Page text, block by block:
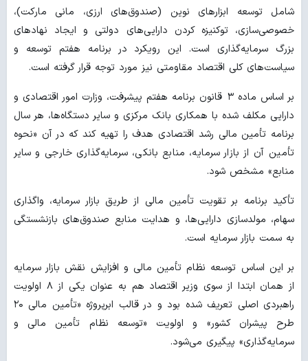
شامل توسعه ابزارهای نوین (صندوق‌های ارزی، مانی مارکت)،
خصوصی‌سازی، توکنیزه کردن دارایی‌های دولتی و ایجاد نهادهای
بزرگ سرمایه‌گذاری است. این رویکرد در برنامه هفتم توسعه و
سیاست‌های کلی اقتصاد مقاومتی نیز مورد توجه قرار گرفته است.
بر اساس ماده ۳ قانون برنامه هفتم پیشرفت، وزارت امور اقتصادی و
دارایی مکلف شده با همکاری بانک مرکزی و سایر دستگاه‌ها، هر سال
برنامه تأمین مالی رشد اقتصادی هدف را تهیه کند که در آن «نحوه
تأمین آن از بازار سرمایه، منابع بانکی، سرمایه‌گذاری خارجی و سایر
منابع» مشخص شود.
تأکید برنامه بر تقویت تأمین مالی از طریق بازار سرمایه، واگذاری
سهام، مولدسازی دارایی‌ها، و هدایت منابع صندوق‌های بازنشستگی
به سمت بازار سرمایه است.
بر این اساس توسعه نظام تأمین مالی و افزایش نقش بازار سرمایه
از همان ابتدا از سوی وزیر اقتصاد هم به عنوان یکی از ۸ اولویت
راهبردی اصلی تعریف شده بود و در قالب ابرپروژه «تأمین مالی ۲۰
طرح پیشران کشور» و اولویت «توسعه نظام تأمین مالی و
سرمایه‌گذاری» پیگیری می‌شود.